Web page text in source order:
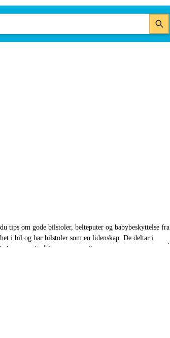
tips om gode bilstoler, belteputer og babybeskyttelse fra
i bil og har bilstoler som en lidenskap. De deltar i
så lenge som mulig.